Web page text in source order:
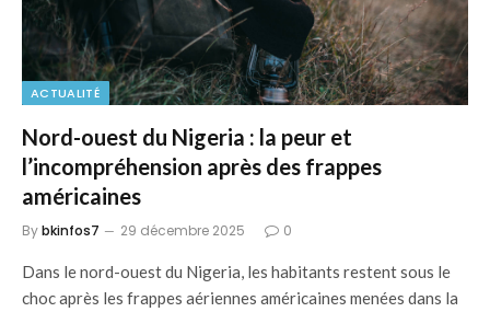
ACTUALITÉ
Nord-ouest du Nigeria : la peur et
l’incompréhension après des frappes
américaines
Bybkinfos7 29 décembre 2025 0
Dans le nord-ouest du Nigeria, les habitants restent sous le
choc après les frappes aériennes américaines menées dans la